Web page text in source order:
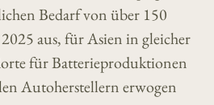
Bedarf von über 150
aus, für Asien in gleicher
für Batterieproduktionen
Autoherstellern erwogen